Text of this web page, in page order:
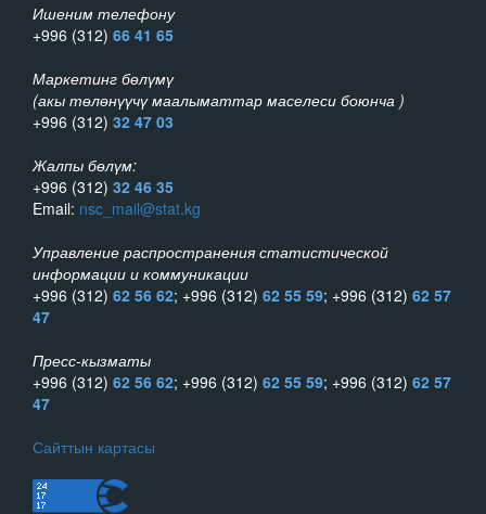
Ишеним телефону
+996 (312) 66 41 65
Маркетинг бөлүмү
(акы төлөнүүчү маалыматтар маселеси боюнча )
+996 (312) 32 47 03
Жалпы бөлүм:
+996 (312) 32 46 35
Email: nsc_mail@stat.kg
Управление распространения статистической
информации и коммуникации
+996 (312) 62 56 62; +996 (312) 62 55 59; +996 (312) 62 57
47
Пресс-кызматы
+996 (312) 62 56 62; +996 (312) 62 55 59; +996 (312) 62 57
47
Сайттын картасы